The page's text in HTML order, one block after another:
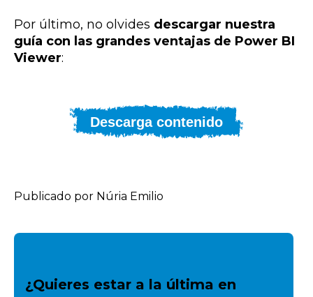
Por último, no olvides descargar nuestra
guía con las grandes ventajas de Power BI
Viewer:
Descarga contenido
Publicado por Núria Emilio
¿Quieres estar a la última en